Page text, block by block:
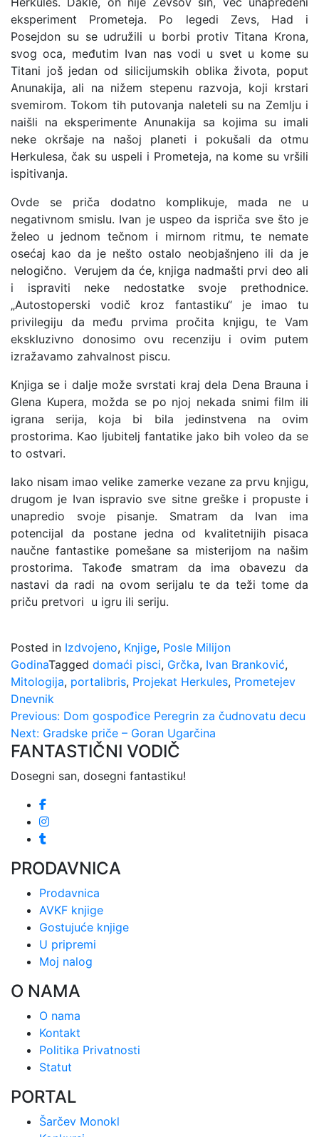
eksperiment Prometeja. Po legedi Zevs, Had i
Posejdon su se udružili u borbi protiv Titana Krona,
svog oca, međutim Ivan nas vodi u svet u kome su
Titani još jedan od silicijumskih oblika života, poput
Anunakija, ali na nižem stepenu razvoja, koji krstari
svemirom. Tokom tih putovanja naleteli su na Zemlju i
naišli na eksperimente Anunakija sa kojima su imali
neke okršaje na našoj planeti i pokušali da otmu
Herkulesa, čak su uspeli i Prometeja, na kome su vršili
ispitivanja.
Ovde se priča dodatno komplikuje, mada ne u
negativnom smislu. Ivan je uspeo da ispriča sve što je
želeo u jednom tečnom i mirnom ritmu, te nemate
osećaj kao da je nešto ostalo neobjašnjeno ili da je
nelogično. Verujem da će, knjiga nadmašti prvi deo ali
i ispraviti neke nedostatke svoje prethodnice.
„Autostoperski vodič kroz fantastiku“ je imao tu
privilegiju da među prvima pročita knjigu, te Vam
ekskluzivno donosimo ovu recenziju i ovim putem
izražavamo zahvalnost piscu.
Knjiga se i dalje može svrstati kraj dela Dena Brauna i
Glena Kupera, možda se po njoj nekada snimi film ili
igrana serija, koja bi bila jedinstvena na ovim
prostorima. Kao ljubitelj fantatike jako bih voleo da se
to ostvari.
Iako nisam imao velike zamerke vezane za prvu knjigu,
drugom je Ivan ispravio sve sitne greške i propuste i
unapredio svoje pisanje. Smatram da Ivan ima
potencijal da postane jedna od kvalitetnijih pisaca
naučne fantastike pomešane sa misterijom na našim
prostorima. Takođe smatram da ima obavezu da
nastavi da radi na ovom serijalu te da teži tome da
priču pretvori u igru ili seriju.
Posted in Izdvojeno, Knjige, Posle Milijon
GodinaTagged domaći pisci, Grčka, Ivan Branković,
Mitologija, portalibris, Projekat Herkules, Prometejev
Dnevnik
Kretanje
članka
Previous: Dom gospođice Peregrin za čudnovatu decu
Next: Gradske priče – Goran Ugarčina
FANTASTIČNI VODIČ
Dosegni san, dosegni fantastiku!
PRODAVNICA
Prodavnica
AVKF knjige
Gostujuće knjige
U pripremi
Moj nalog
O NAMA
O nama
Kontakt
Politika Privatnosti
Statut
PORTAL
Šarčev Monokl